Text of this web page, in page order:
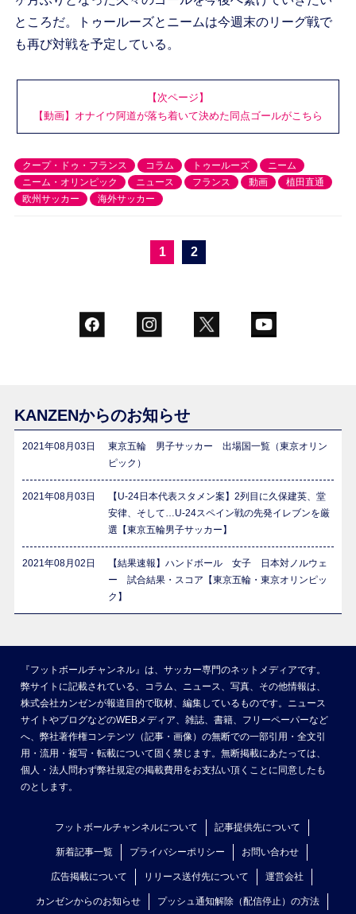
ところだ。トゥールーズとニームは今週末のリーグ戦で
も再び対戦を予定している。
【次ページ】
【動画】オナイウ阿道が落ち着いて決めた同点ゴールがこちら
クープ・ドゥ・フランス コラム トゥールーズ
ニーム
ニーム・オリンピック
ニュース フランス 動画
植田直通
欧州サッカー
海外サッカー
1 2
KANZENからのお知らせ
2021年08月03日
東京五輪 男子サッカー 出場国一覧（東京オリン
ピック）
2021年08月03日
【U-24日本代表スタメン案】2列目に久保建英、堂
安律、そして…U-24スペイン戦の先発イレブンを厳
選【東京五輪男子サッカー】
2021年08月02日
【結果速報】ハンドボール 女子 日本対ノルウェ
ー 試合結果・スコア【東京五輪・東京オリンピッ
ク】
『フットボールチャンネル』は、サッカー専門のネットメディアです。
弊サイトに記載されている、コラム、ニュース、写真、その他情報は、
株式会社カンゼンが報道目的で取材、編集しているものです。ニュース
サイトやブログなどのWEBメディア、雑誌、書籍、フリーペーパーなど
へ、弊社著作権コンテンツ（記事・画像）の無断での一部引用・全文引
用・流用・複写・転載について固く禁じます。無断掲載にあたっては、
個人・法人問わず弊社規定の掲載費用をお支払い頂くことに同意したも
のとします。
フットボールチャンネルについて 記事提供先について
新着記事一覧 プライバシーポリシー お問い合わせ
広告掲載について リリース送付先について 運営会社
カンゼンからのお知らせ プッシュ通知解除（配信停止）の方法